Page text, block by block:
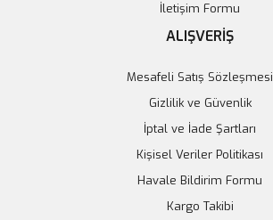
Gözlük Kutusu – Koruyucu Organizer
221,16 TL
228,00 TL
İletişim Formu
ALIŞVERİŞ
Mesafeli Satış Sözleşmesi
Gizlilik ve Güvenlik
İptal ve İade Şartları
Kişisel Veriler Politikası
Havale Bildirim Formu
Kargo Takibi